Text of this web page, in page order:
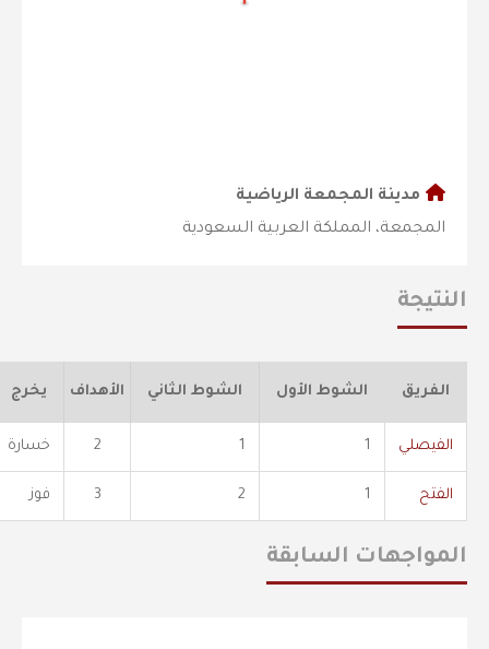
مدينة المجمعة الرياضية
المجمعة، المملكة العربية السعودية
النتيجة
الفريق الشوط الأول الشوط الثاني الأهداف يخرج
الفيصلي 1
1
2 خسارة
الفتح 1
2
3 فوز
المواجهات السابقة